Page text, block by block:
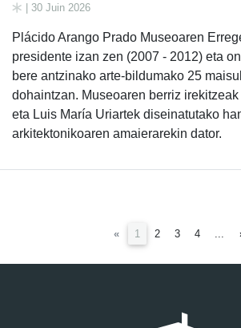
| 30 Juin 2026
Plácido Arango Prado Museoaren
presidente izan zen (2007 - 2012) eta
bere antzinako arte-bildumako 25
dohaintzan. Museoaren berriz
eta Luis María Uriartek diseinatutako
arkitektonikoaren amaierarekin dator.
« 1 (current)
2 3 4